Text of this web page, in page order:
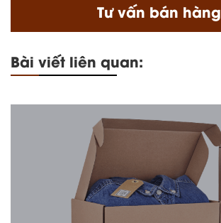
Tư vấn bán hàng
Bài viết liên quan: